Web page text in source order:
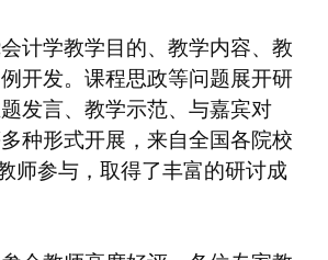
计学教学目的、教学内容、教
开发。课程思政等问题展开研
发言、教学示范、与嘉宾对
种形式开展，来自全国各院校
师参与，取得了丰富的研讨成